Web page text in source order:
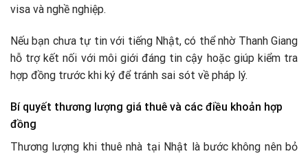
visa và nghề nghiệp.
Nếu bạn chưa tự tin với tiếng Nhật, có thể nhờ Thanh Giang
hỗ trợ kết nối với môi giới đáng tin cậy hoặc giúp kiểm tra
hợp đồng trước khi ký để tránh sai sót về pháp lý.
Bí quyết thương lượng giá thuê và các điều khoản hợp
đồng
Thương lượng khi thuê nhà tại Nhật là bước không nên bỏ